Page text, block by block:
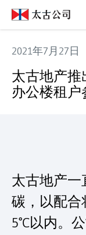
2021年7月27日
太古地产
办公楼租
太古地产一
碳，以配合
5°C以内。